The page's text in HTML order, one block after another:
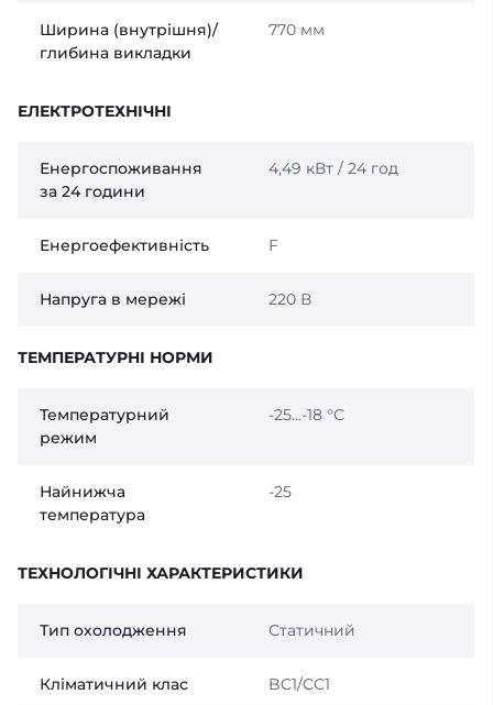
Ширина (внутрішня)/
глибина викладки
770 мм
ЕЛЕКТРОТЕХНІЧНІ
Енергоспоживання
за 24 години
4,49 кВт / 24 год
Енергоефективність F
Напруга в мережі 220 В
ТЕМПЕРАТУРНІ НОРМИ
Температурний
режим
-25...-18 °C
Найнижча
температура
-25
ТЕХНОЛОГІЧНІ ХАРАКТЕРИСТИКИ
Тип охолодження Статичний
Кліматичний клас BC1/CC1